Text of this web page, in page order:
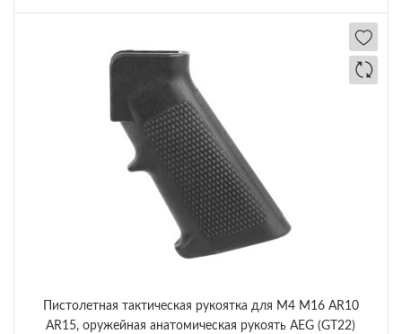
Пистолетная тактическая рукоятка для М4 М16 AR10
AR15, оружейная анатомическая рукоять AEG (GT22)